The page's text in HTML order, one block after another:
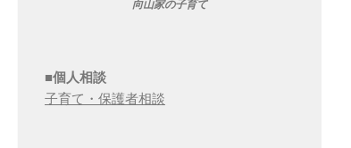
向山家の子育て
■個人相談
子育て・保護者相談